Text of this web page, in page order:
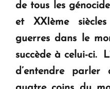
de tous les
et XXIème
guerres dans le
succède à celui-ci.
d’entendre parler